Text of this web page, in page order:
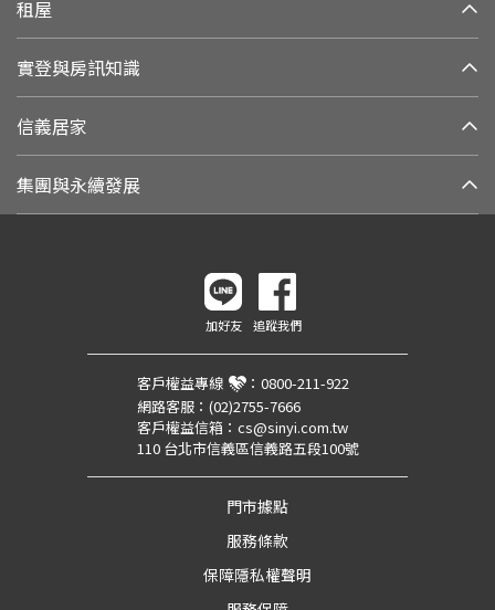
租屋
實登與房訊知識
信義居家
集團與永續發展
加好友 追蹤我們
客戶權益專線 ： 0800-211-922
網路客服： (02)2755-7666
客戶權益信箱： cs@sinyi.com.tw
110 台北市信義區信義路五段100號
門市據點
服務條款
保障隱私權聲明